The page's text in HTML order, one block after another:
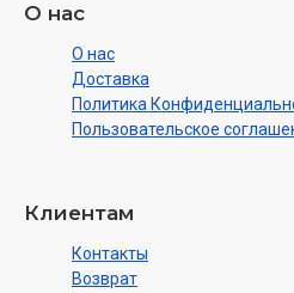
О нас
О нас
Доставка
Политика
Пользовательское
Клиентам
Контакты
Возврат